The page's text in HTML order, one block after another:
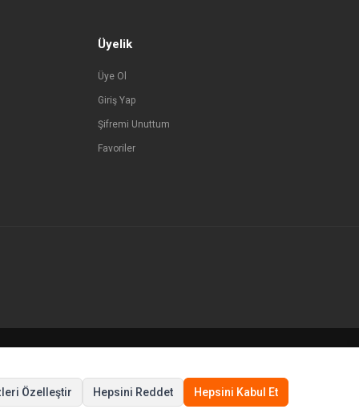
Üyelik
Üye Ol
Giriş Yap
Şifremi Unuttum
Favoriler
Özelleştir Hepsini Reddet Hepsini Kabul Et